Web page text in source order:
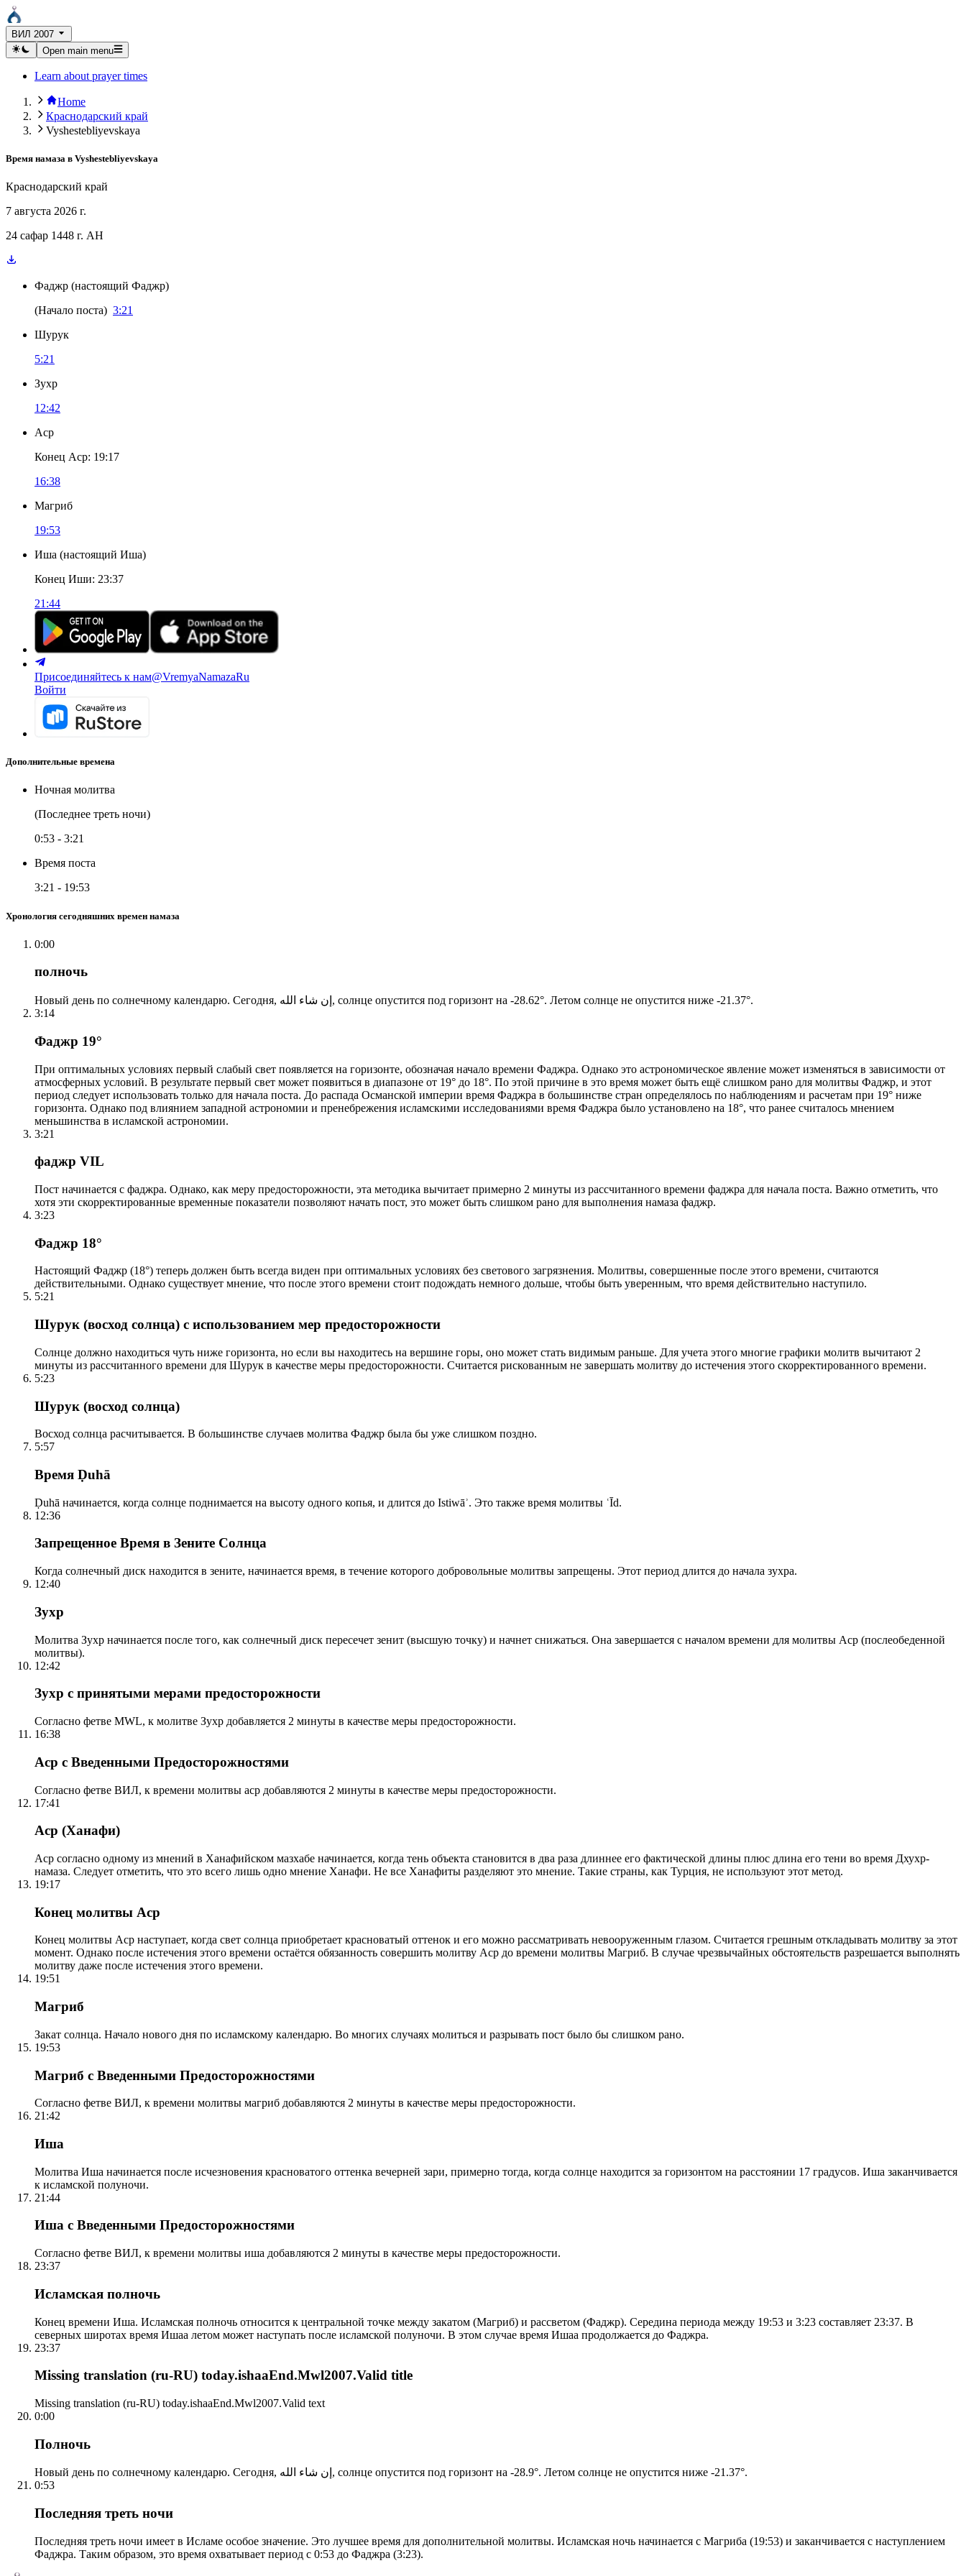
ВИЛ 2007
Open main menu
Learn about prayer times
Home
Краснодарский край
Vyshestebliyevskaya
Время намаза в Vyshestebliyevskaya
Краснодарский край
7 августа 2026 г.
24 сафар 1448 г. AH
Фаджр (настоящий Фаджр)
(Начало поста) 3:21
Шурук
5:21
Зухр
12:42
Аср
Конец Аср: 19:17
16:38
Магриб
19:53
Иша (настоящий Иша)
Конец Иши: 23:37
21:44
Присоединяйтесь к нам@VremyaNamazaRu
Войти
Дополнительные времена
Ночная молитва
(Последнее треть ночи)
0:53 - 3:21
Время поста
3:21 - 19:53
Хронология сегодняшних времен намаза
0:00
полночь
Новый день по солнечному календарю. Сегодня, إن شاء الله, солнце опустится под горизонт на -28.62°. Летом солнце не опустится ниже -21.37°.
3:14
Фаджр 19°
При оптимальных условиях первый слабый свет появляется на горизонте, обозначая начало времени Фаджра. Однако это астрономическое явление может изменяться в зависимости от
атмосферных условий. В результате первый свет может появиться в диапазоне от 19° до 18°. По этой причине в это время может быть ещё слишком рано для молитвы Фаджр, и этот
период следует использовать только для начала поста. До распада Османской империи время Фаджра в большинстве стран определялось по наблюдениям и расчетам при 19° ниже
горизонта. Однако под влиянием западной астрономии и пренебрежения исламскими исследованиями время Фаджра было установлено на 18°, что ранее считалось мнением
меньшинства в исламской астрономии.
3:21
фаджр VIL
Пост начинается с фаджра. Однако, как меру предосторожности, эта методика вычитает примерно 2 минуты из рассчитанного времени фаджра для начала поста. Важно отметить, что
хотя эти скорректированные временные показатели позволяют начать пост, это может быть слишком рано для выполнения намаза фаджр.
3:23
Фаджр 18°
Настоящий Фаджр (18°) теперь должен быть всегда виден при оптимальных условиях без светового загрязнения. Молитвы, совершенные после этого времени, считаются
действительными. Однако существует мнение, что после этого времени стоит подождать немного дольше, чтобы быть уверенным, что время действительно наступило.
5:21
Шурук (восход солнца) с использованием мер предосторожности
Солнце должно находиться чуть ниже горизонта, но если вы находитесь на вершине горы, оно может стать видимым раньше. Для учета этого многие графики молитв вычитают 2
минуты из рассчитанного времени для Шурук в качестве меры предосторожности. Считается рискованным не завершать молитву до истечения этого скорректированного времени.
5:23
Шурук (восход солнца)
Восход солнца расчитывается. В большинстве случаев молитва Фаджр была бы уже слишком поздно.
5:57
Время Ḍuhā
Ḍuhā начинается, когда солнце поднимается на высоту одного копья, и длится до Istiwāʾ. Это также время молитвы ʿĪd.
12:36
Запрещенное Время в Зените Солнца
Когда солнечный диск находится в зените, начинается время, в течение которого добровольные молитвы запрещены. Этот период длится до начала зухра.
12:40
Зухр
Молитва Зухр начинается после того, как солнечный диск пересечет зенит (высшую точку) и начнет снижаться. Она завершается с началом времени для молитвы Аср (послеобеденной
молитвы).
12:42
Зухр с принятыми мерами предосторожности
Согласно фетве MWL, к молитве Зухр добавляется 2 минуты в качестве меры предосторожности.
16:38
Аср с Введенными Предосторожностями
Согласно фетве ВИЛ, к времени молитвы аср добавляются 2 минуты в качестве меры предосторожности.
17:41
Аср (Ханафи)
Аср согласно одному из мнений в Ханафийском мазхабе начинается, когда тень объекта становится в два раза длиннее его фактической длины плюс длина его тени во время Дхухр-
намаза. Следует отметить, что это всего лишь одно мнение Ханафи. Не все Ханафиты разделяют это мнение. Такие страны, как Турция, не используют этот метод.
19:17
Конец молитвы Аср
Конец молитвы Аср наступает, когда свет солнца приобретает красноватый оттенок и его можно рассматривать невооруженным глазом. Считается грешным откладывать молитву за этот
момент. Однако после истечения этого времени остаётся обязанность совершить молитву Аср до времени молитвы Магриб. В случае чрезвычайных обстоятельств разрешается выполнять
молитву даже после истечения этого времени.
19:51
Магриб
Закат солнца. Начало нового дня по исламскому календарю. Во многих случаях молиться и разрывать пост было бы слишком рано.
19:53
Магриб с Введенными Предосторожностями
Согласно фетве ВИЛ, к времени молитвы магриб добавляются 2 минуты в качестве меры предосторожности.
21:42
Иша
Молитва Иша начинается после исчезновения красноватого оттенка вечерней зари, примерно тогда, когда солнце находится за горизонтом на расстоянии 17 градусов. Иша заканчивается
к исламской полуночи.
21:44
Иша с Введенными Предосторожностями
Согласно фетве ВИЛ, к времени молитвы иша добавляются 2 минуты в качестве меры предосторожности.
23:37
Исламская полночь
Конец времени Иша. Исламская полночь относится к центральной точке между закатом (Магриб) и рассветом (Фаджр). Середина периода между 19:53 и 3:23 составляет 23:37. В
северных широтах время Ишаа летом может наступать после исламской полуночи. В этом случае время Ишаа продолжается до Фаджра.
23:37
Missing translation (ru-RU) today.ishaaEnd.Mwl2007.Valid title
Missing translation (ru-RU) today.ishaaEnd.Mwl2007.Valid text
0:00
Полночь
Новый день по солнечному календарю. Сегодня, إن شاء الله, солнце опустится под горизонт на -28.9°. Летом солнце не опустится ниже -21.37°.
0:53
Последняя треть ночи
Последняя треть ночи имеет в Исламе особое значение. Это лучшее время для дополнительной молитвы. Исламская ночь начинается с Магриба (19:53) и заканчивается с наступлением
Фаджра. Таким образом, это время охватывает период с 0:53 до Фаджра (3:23).